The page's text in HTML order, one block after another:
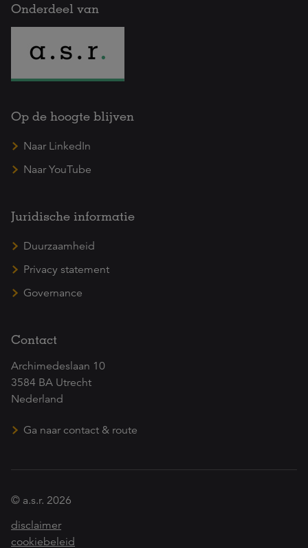
Onderdeel van
Op de hoogte blijven
Naar LinkedIn
Naar YouTube
Juridische informatie
Duurzaamheid
Privacy statement
Governance
Contact
Archimedeslaan 10
3584 BA Utrecht
Nederland
Ga naar contact & route
© a.s.r. 2026
disclaimer
cookiebeleid